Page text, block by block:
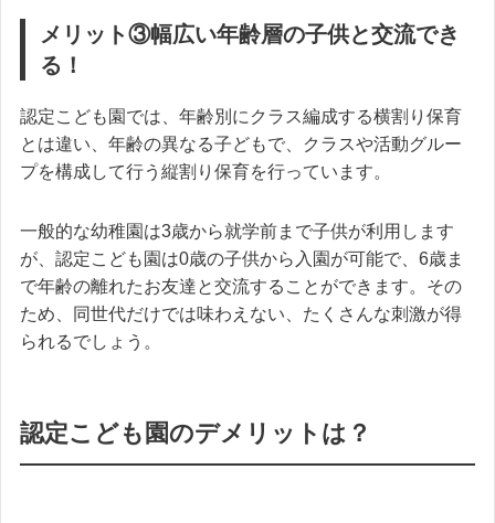
メリット③幅広い年齢層の子供と交流でき
る！
認定こども園では、年齢別にクラス編成する横割り保育
とは違い、年齢の異なる子どもで、クラスや活動グルー
プを構成して行う縦割り保育を行っています。
一般的な幼稚園は3歳から就学前まで子供が利用します
が、認定こども園は0歳の子供から入園が可能で、6歳ま
で年齢の離れたお友達と交流することができます。その
ため、同世代だけでは味わえない、たくさんな刺激が得
られるでしょう。
認定こども園のデメリットは？